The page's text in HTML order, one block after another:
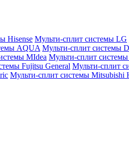
Hisense Мульти-сплит системы LG
AQUA Мульти-сплит системы
MIdea Мульти-сплит
Fujitsu General Мульти-сплит
Мульти-сплит системы Mitsubishi